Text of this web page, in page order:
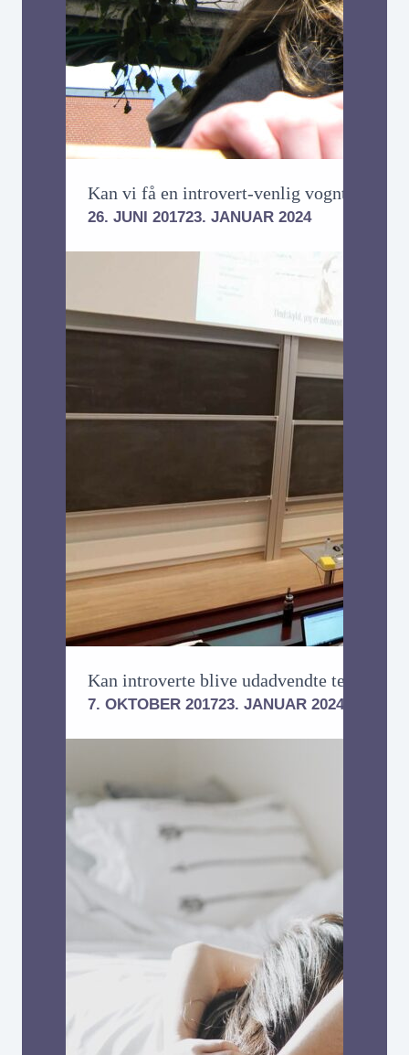
Kan vi få en introvert-venlig vogntur?
26. JUNI 201723. JANUAR 2024
Kan introverte blive udadvendte
7. OKTOBER 201723. JANUAR 2024